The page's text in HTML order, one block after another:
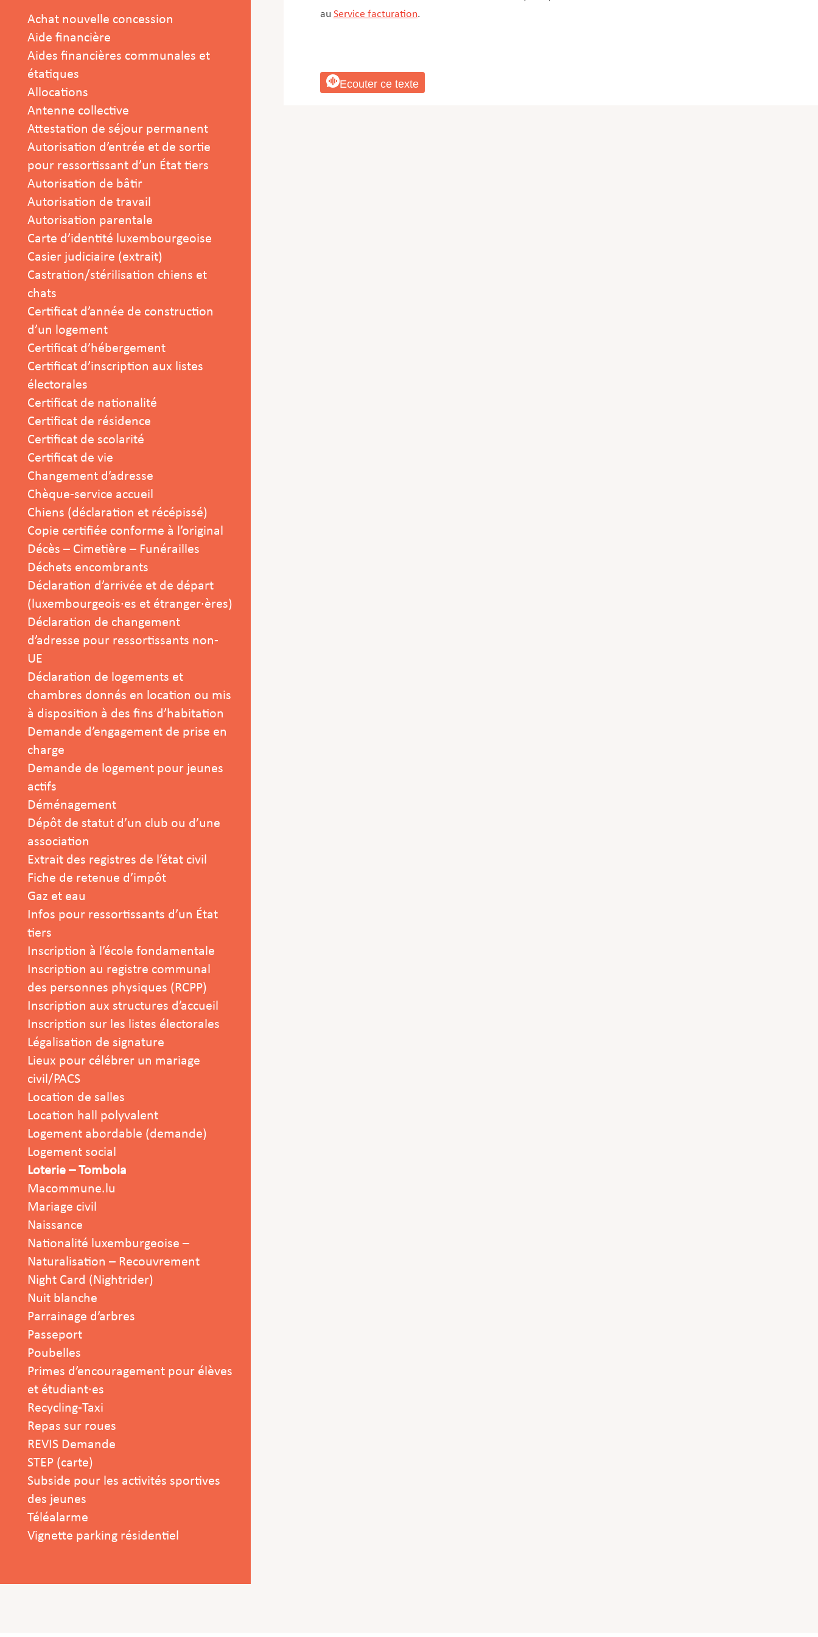
Achat nouvelle concession
Aide financière
Aides financières communales et
étatiques
Allocations
Antenne collective
Attestation de séjour permanent
Autorisation d’entrée et de sortie
pour ressortissant d’un État tiers
Autorisation de bâtir
Autorisation de travail
Autorisation parentale
Carte d’identité luxembourgeoise
Casier judiciaire (extrait)
Castration/stérilisation chiens et
chats
Certificat d’année de construction
d’un logement
Certificat d’hébergement
Certificat d’inscription aux listes
électorales
Certificat de nationalité
Certificat de résidence
Certificat de scolarité
Certificat de vie
Changement d’adresse
Chèque-service accueil
Chiens (déclaration et récépissé)
Copie certifiée conforme à l’original
Décès – Cimetière – Funérailles
Déchets encombrants
Déclaration d’arrivée et de départ
(luxembourgeois·es et étranger·ères)
Déclaration de changement
d’adresse pour ressortissants non-
UE
Déclaration de logements et
chambres donnés en location ou mis
à disposition à des fins d’habitation
Demande d’engagement de prise en
charge
Demande de logement pour jeunes
actifs
Déménagement
Dépôt de statut d’un club ou d’une
association
Extrait des registres de l’état civil
Fiche de retenue d’impôt
Gaz et eau
Infos pour ressortissants d’un État
tiers
Inscription à l’école fondamentale
Inscription au registre communal
des personnes physiques (RCPP)
Inscription aux structures d’accueil
Inscription sur les listes électorales
Légalisation de signature
Lieux pour célébrer un mariage
civil/PACS
Location de salles
Location hall polyvalent
Logement abordable (demande)
Logement social
Loterie – Tombola
Macommune.lu
Mariage civil
Naissance
Nationalité luxemburgeoise –
Naturalisation – Recouvrement
Night Card (Nightrider)
Nuit blanche
Parrainage d’arbres
Passeport
Poubelles
Primes d’encouragement pour élèves
et étudiant·es
Recycling-Taxi
Repas sur roues
REVIS Demande
STEP (carte)
Subside pour les activités sportives
des jeunes
Téléalarme
Vignette parking résidentiel
au Service facturation.​
Ecouter ce texte